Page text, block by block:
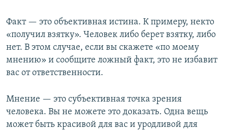
Факт — это объективная истина. К примеру, некто
«получил взятку». Человек либо берет взятку, либо
нет. В этом случае, если вы скажете «по моему
мнению» и сообщите ложный факт, это не избавит
вас от ответственности.
Мнение — это субъективная точка зрения
человека. Вы не можете это доказать. Одна вещь
может быть красивой для вас и уродливой для